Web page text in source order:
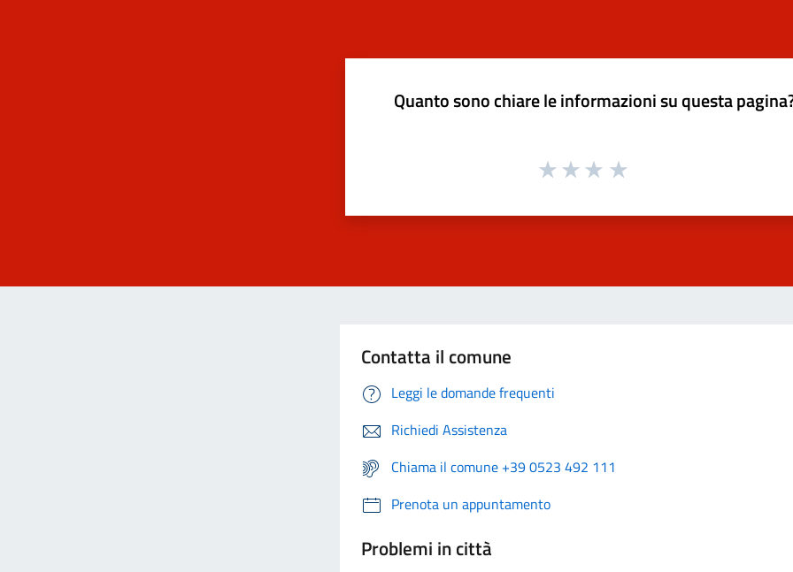
Quanto sono chiare le informazioni su questa
Contatta il comune
Leggi le domande frequenti
Richiedi Assistenza
Chiama il comune +39 0523 492 111
Prenota un appuntamento
Problemi in città